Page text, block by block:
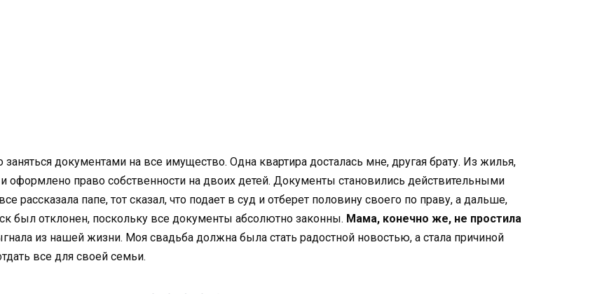
документами на все имущество. Одна квартира досталась мне, другая брату. Из жилья,
право собственности на двоих детей. Документы становились действительными
рассказала папе, тот сказал, что подает в суд и отберет половину своего по праву, а дальше,
был отклонен, поскольку все документы абсолютно законны. Мама, конечно же, не простила
из нашей жизни. Моя свадьба должна была стать радостной новостью, а стала причиной
все для своей семьи.